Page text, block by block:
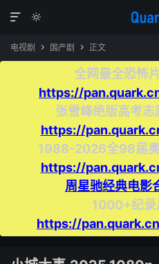


电视剧  国产剧  正文
全网最全恐怖
https://
张雪峰绝版高考志
https://
1988-2026全98届奥
https://
周星驰经典电影
1000+纪录
https://